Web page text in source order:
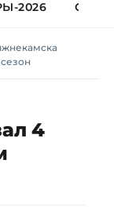
2026
4